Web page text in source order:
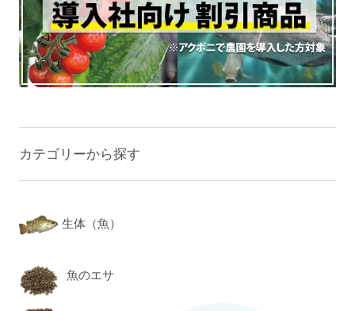
カテゴリーから探す
生体（魚）
魚のエサ